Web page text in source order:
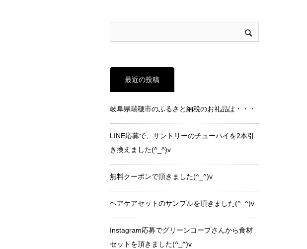
最近の投稿
岐阜県瑞穂市のふるさと納税のお礼品は・・・
LINE応募で、サントリーのチューハイを2本引
き換えました(^_^)v
無料クーポンで頂きました(^_^)v
ヘアケアセットのサンプルを頂きました(^_^)v
Instagram応募でグリーンコープさんから食材
セットを頂きました(^_^)v